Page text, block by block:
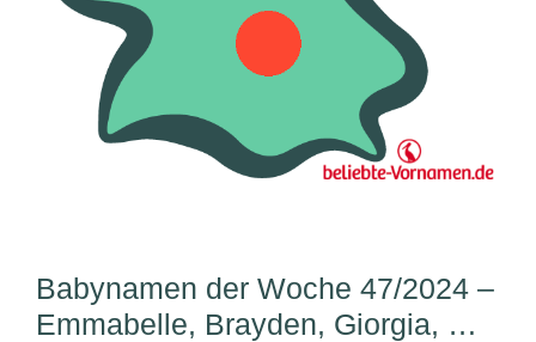
Babynamen der Woche 47/2024 –
Emmabelle, Brayden, Giorgia, …